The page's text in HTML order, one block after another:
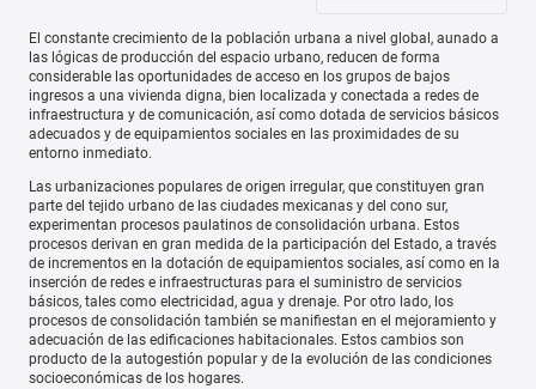
El constante crecimiento de la población urbana a nivel global, aunado a
las lógicas de producción del espacio urbano, reducen de forma
considerable las oportunidades de acceso en los grupos de bajos
ingresos a una vivienda digna, bien localizada y conectada a redes de
infraestructura y de comunicación, así como dotada de servicios básicos
adecuados y de equipamientos sociales en las proximidades de su
entorno inmediato.
Las urbanizaciones populares de origen irregular, que constituyen gran
parte del tejido urbano de las ciudades mexicanas y del cono sur,
experimentan procesos paulatinos de consolidación urbana. Estos
procesos derivan en gran medida de la participación del Estado, a través
de incrementos en la dotación de equipamientos sociales, así como en la
inserción de redes e infraestructuras para el suministro de servicios
básicos, tales como electricidad, agua y drenaje. Por otro lado, los
procesos de consolidación también se manifiestan en el mejoramiento y
adecuación de las edificaciones habitacionales. Estos cambios son
producto de la autogestión popular y de la evolución de las condiciones
socioeconómicas de los hogares.